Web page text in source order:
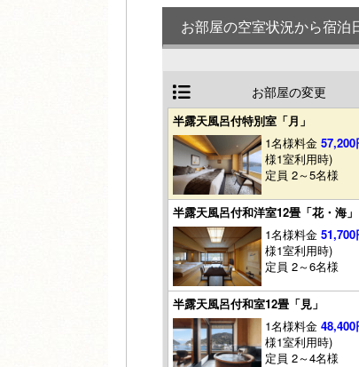
お部屋の空室状況から宿泊
お部屋の変更
半露天風呂付特別室「月」
1名様料金57,200
様1室利用時)
定員 2～5名様
半露天風呂付和洋室12畳「花・海」
1名様料金51,700
様1室利用時)
定員 2～6名様
半露天風呂付和室12畳「見」
1名様料金48,400
様1室利用時)
定員 2～4名様